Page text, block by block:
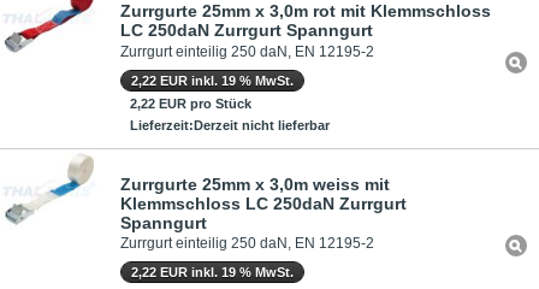
Zurrgurte 25mm x 3,0m rot mit Klemmschloss
LC 250daN Zurrgurt Spanngurt
Zurrgurt einteilig 250 daN, EN 12195-2
2,22 EUR inkl. 19 % MwSt.
2,22 EUR pro Stück
Lieferzeit:Derzeit nicht lieferbar
Zurrgurte 25mm x 3,0m weiss mit
Klemmschloss LC 250daN Zurrgurt
Spanngurt
Zurrgurt einteilig 250 daN, EN 12195-2
2,22 EUR inkl. 19 % MwSt.